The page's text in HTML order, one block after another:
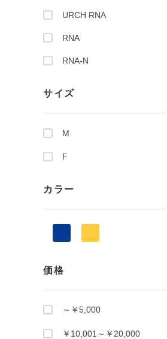
URCH RNA
RNA
RNA-N
サイズ
M
F
カラー
価格
～￥5,000
￥10,001～￥20,000